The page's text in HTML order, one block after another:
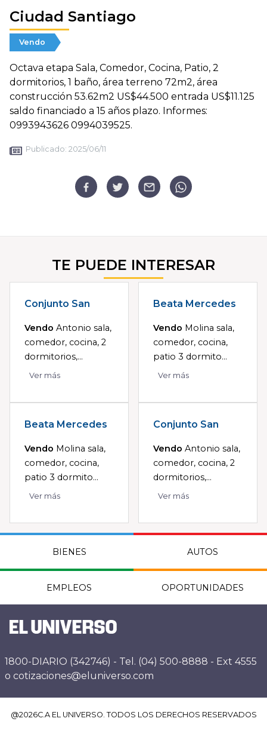
Ciudad Santiago
Vendo
Octava etapa Sala, Comedor, Cocina, Patio, 2
dormitorios, 1 baño, área terreno 72m2, área
construcción 53.62m2 US$44.500 entrada US$11.125
saldo financiado a 15 años plazo. Informes:
0993943626 0994039525.
Publicado: 2025/06/11
TE PUEDE INTERESAR
Conjunto San
Vendo Antonio sala,
comedor, cocina, 2
dormitorios,...
Ver más
Beata Mercedes
Vendo Molina sala,
comedor, cocina,
patio 3 dormito...
Ver más
Beata Mercedes
Vendo Molina sala,
comedor, cocina,
patio 3 dormito...
Ver más
Conjunto San
Vendo Antonio sala,
comedor, cocina, 2
dormitorios,...
Ver más
BIENES AUTOS
EMPLEOS OPORTUNIDADES
1800-DIARIO (342746) - Tel. (04) 500-8888 - Ext 4555
o cotizaciones@eluniverso.com
@2026C.A EL UNIVERSO. TODOS LOS DERECHOS RESERVADOS